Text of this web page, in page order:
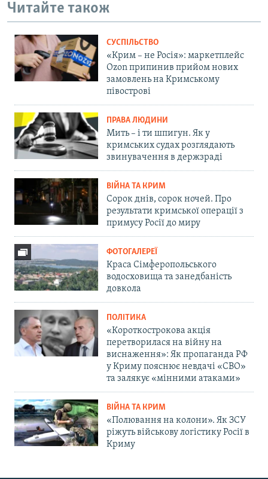
Читайте також
СУСПІЛЬСТВО
«Крим – не Росія»: маркетплейс
Ozon припинив прийом нових
замовлень на Кримському
півострові
ПРАВА ЛЮДИНИ
Мить – і ти шпигун. Як у
кримських судах розглядають
звинувачення в держзраді
ВІЙНА ТА КРИМ
Сорок днів, сорок ночей. Про
результати кримської операції з
примусу Росії до миру
ФОТОГАЛЕРЕЇ
Краса Сімферопольського
водосховища та занедбаність
довкола
ПОЛІТИКА
«Короткострокова акція
перетворилася на війну на
виснаження»: Як пропаганда РФ
у Криму пояснює невдачі «СВО»
та залякує «мінними атаками»
ВІЙНА ТА КРИМ
«Полювання на колони». Як ЗСУ
ріжуть військову логістику Росії в
Криму